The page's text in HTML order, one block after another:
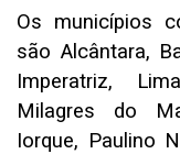
Os municípios
são Alcântara,
Imperatriz,
Milagres do
Iorque, Paulino